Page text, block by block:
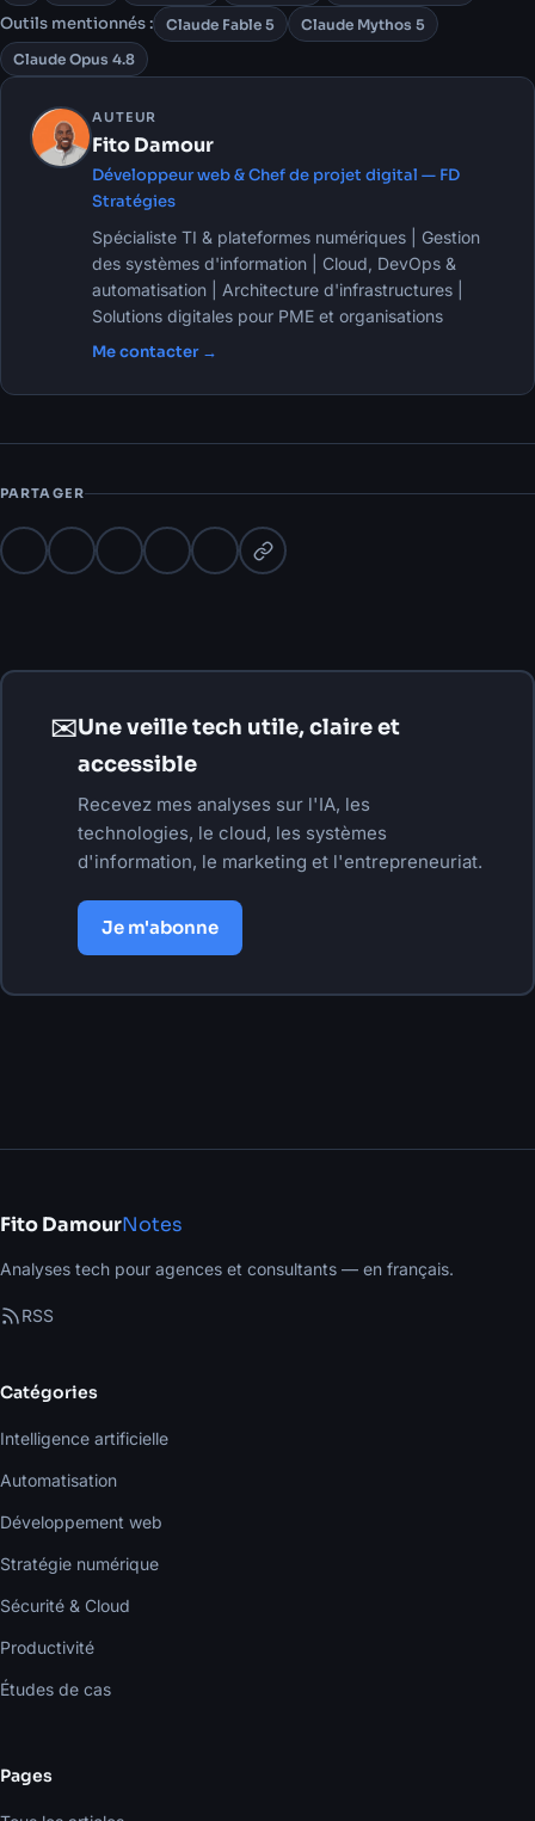
Outils mentionnés : Claude Fable 5
Claude Mythos 5
Claude Opus 4.8
AUTEUR
Fito Damour
Développeur web & Chef de projet digital — FD
Stratégies
Spécialiste TI & plateformes numériques | Gestion
des systèmes d'information | Cloud, DevOps &
automatisation | Architecture d'infrastructures |
Solutions digitales pour PME et organisations
Me contacter →
PARTAGER
✉Une veille tech utile, claire et
accessible
Recevez mes analyses sur l'IA, les
technologies, le cloud, les systèmes
d'information, le marketing et l'entrepreneuriat.
Je m'abonne
Fito DamourNotes
Analyses tech pour agences et consultants — en français.
RSS
Catégories
Intelligence artificielle
Automatisation
Développement web
Stratégie numérique
Sécurité & Cloud
Productivité
Études de cas
Pages